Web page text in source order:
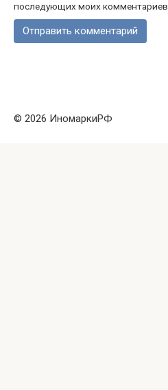
последующих моих комментариев.
© 2026 ИномаркиРФ